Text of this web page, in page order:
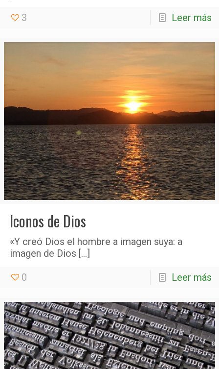
3 Leer más
Iconos de Dios
«Y creó Dios el hombre a imagen suya: a
imagen de Dios […]
0 Leer más